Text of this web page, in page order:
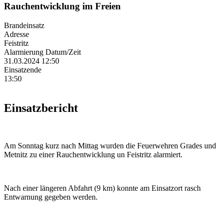
Rauchentwicklung im Freien
Brandeinsatz
Adresse
Feistritz
Alarmierung Datum/Zeit
31.03.2024 12:50
Einsatzende
13:50
Einsatzbericht
Am Sonntag kurz nach Mittag wurden die Feuerwehren Grades und
Metnitz zu einer Rauchentwicklung un Feistritz alarmiert.
Nach einer längeren Abfahrt (9 km) konnte am Einsatzort rasch
Entwarnung gegeben werden.